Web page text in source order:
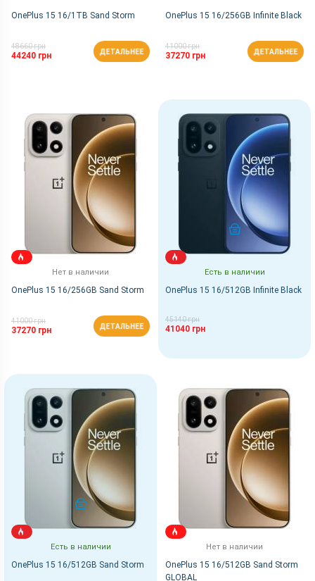
OnePlus 15 16/1TB Sand Storm
48660 грн
44240 грн ДЕТАЛЬНЕЕ
OnePlus 15 16/256GB Infinite Black
41000 грн
37270 грн ДЕТАЛЬНЕЕ
Нет в наличии
OnePlus 15 16/256GB Sand Storm
41000 грн
37270 грн ДЕТАЛЬНЕЕ
Есть в наличии
OnePlus 15 16/512GB Infinite Black
45140 грн
41040 грн
КУПИТЬ
Есть в наличии
OnePlus 15 16/512GB Sand Storm
КУПИТЬ
Нет в наличии
OnePlus 15 16/512GB Sand Storm
GLOBAL